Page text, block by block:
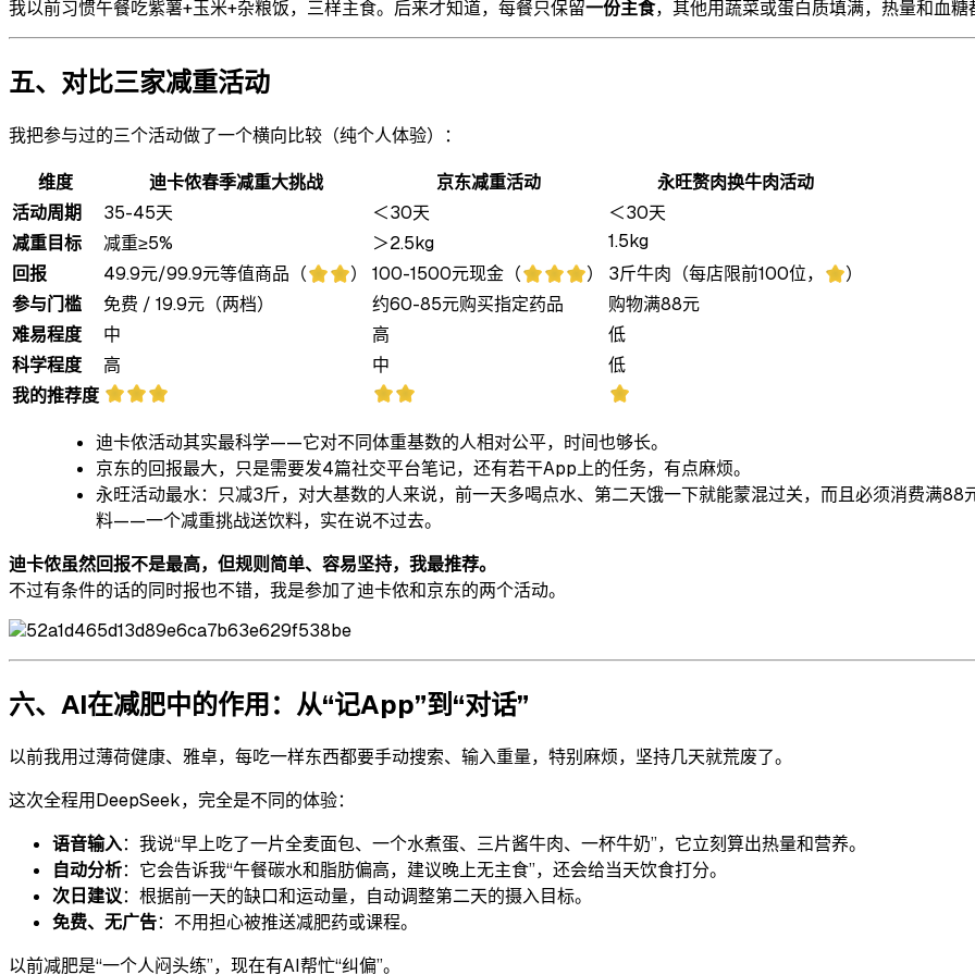
我以前习惯午餐吃紫薯+玉米+杂粮饭，三样主食。后来才知道，每餐只保留一份主食，其他用蔬菜或蛋白质填满，热量和血糖
五、对比三家减重活动
我把参与过的三个活动做了一个横向比较（纯个人体验）：
维度 迪卡侬春季减重大挑战 京东减重活动
永旺赘肉换牛肉活动
活动周期
35-45天 ＜30天
＜30天
减重目标
减重≥5% ＞2.5kg
1.5kg
回报
49.9元/99.9元等值商品（⭐⭐） 100-1500元现金（⭐⭐⭐）
3斤牛肉（每店限前100位，⭐）
参与门槛
免费 / 19.9元（两档） 约60-85元购买指定药品
购物满88元
难易程度
中 高
低
科学程度
高 中
低
我的推荐度 ⭐⭐⭐ ⭐⭐ ⭐
迪卡侬活动其实最科学——它对不同体重基数的人相对公平，时间也够长。
京东的回报最大，只是需要发4篇社交平台笔记，还有若干App上的任务，有点麻烦。
永旺活动最水：只减3斤，对大基数的人来说，前一天多喝点水、第二天饿一下就能蒙混过关，而且必须消费满
料——一个减重挑战送饮料，实在说不过去。
迪卡侬虽然回报不是最高，但规则简单、容易坚持，我最推荐。
不过有条件的话的同时报也不错，我是参加了迪卡侬和京东的两个活动。
六、AI在减肥中的作用：从“记App”到“对话”
以前我用过薄荷健康、雅卓，每吃一样东西都要手动搜索、输入重量，特别麻烦，坚持几天就荒废了。
这次全程用DeepSeek，完全是不同的体验：
语音输入：我说“早上吃了一片全麦面包、一个水煮蛋、三片酱牛肉、一杯牛奶”，它立刻算出热量和营养。
自动分析：它会告诉我“午餐碳水和脂肪偏高，建议晚上无主食”，还会给当天饮食打分。
次日建议：根据前一天的缺口和运动量，自动调整第二天的摄入目标。
免费、无广告：不用担心被推送减肥药或课程。
以前减肥是“一个人闷头练”，现在有AI帮忙“纠偏”。